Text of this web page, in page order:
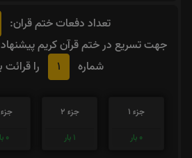
تعداد دفعات ختم قران:
جهت تسریع در ختم قرآن کریم
شماره
1 را قرائت
جزء 1
0 بار
جزء 2
1 بار
جزء 3
0